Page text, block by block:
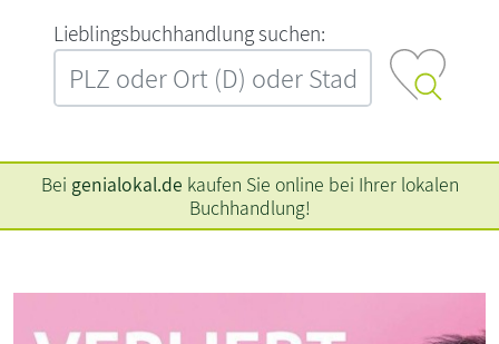
L‍i‍e‍b‍l‍i‍n‍g‍s‍b‍u‍c‍h‍h‍a‍n‍d‍l‍u‍n‍g‍ ‍s‍u‍c‍h‍e‍n‍:‍
Bei genialokal.de kaufen Sie online bei Ihrer lokalen
Buchhandlung!